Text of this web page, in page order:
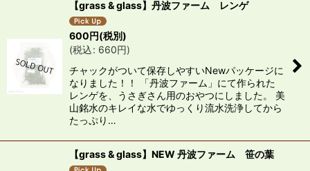
【grass & glass】丹波ファーム レンゲ
600円(税別)
(税込: 660円)
チャックがついて保存しやすいNewパッケージに
なりました！！ 「丹波ファーム」にて作られた
レンゲを、うさぎさん用のおやつにしました。 美
山銘水のキレイな水でゆっくり流水洗浄してから
たっぷり…
【grass & glass】NEW 丹波ファーム 笹の葉